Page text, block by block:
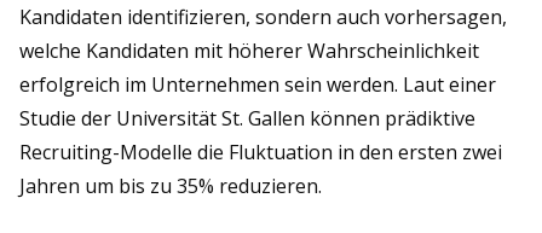
Kandidaten identifizieren, sondern auch vorhersagen,
welche Kandidaten mit höherer Wahrscheinlichkeit
erfolgreich im Unternehmen sein werden. Laut einer
Studie der Universität St. Gallen können prädiktive
Recruiting-Modelle die Fluktuation in den ersten zwei
Jahren um bis zu 35% reduzieren.